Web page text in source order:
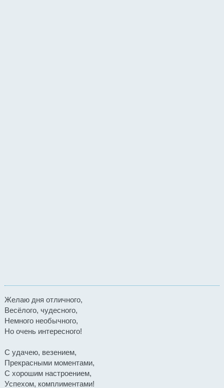
Желаю дня отличного,
Весёлого, чудесного,
Немного необычного,
Но очень интересного!
С удачею, везением,
Прекрасными моментами,
С хорошим настроением,
Успехом, комплиментами!